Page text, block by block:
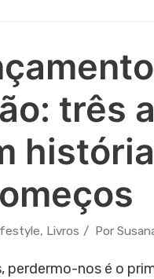
três
, Livros Por
perdermo-nos é o